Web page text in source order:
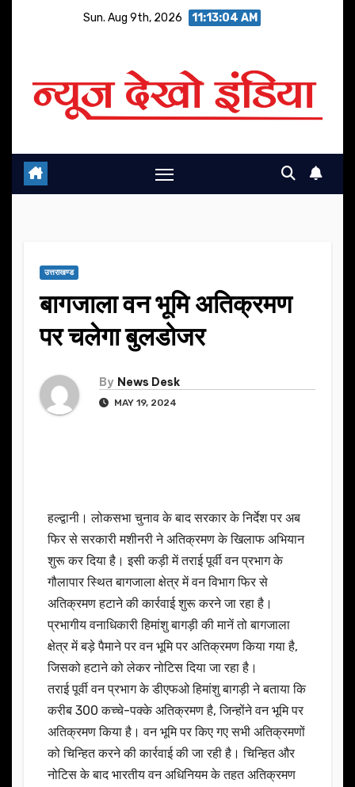
Sun. Aug 9th, 2026 11:13:04 AM
उत्तराखण्ड
बागजाला वन भूमि अतिक्रमण
पर चलेगा बुलडोजर
By News Desk
MAY 19, 2024
हल्द्वानी। लोकसभा चुनाव के बाद सरकार के निर्देश पर अब
फिर से सरकारी मशीनरी ने अतिक्रमण के खिलाफ अभियान
शुरू कर दिया है। इसी कड़ी में तराई पूर्वी वन प्रभाग के
गौलापार स्थित बागजाला क्षेत्र में वन विभाग फिर से
अतिक्रमण हटाने की कार्रवाई शुरू करने जा रहा है।
प्रभागीय वनाधिकारी हिमांशु बागड़ी की मानें तो बागजाला
क्षेत्र में बड़े पैमाने पर वन भूमि पर अतिक्रमण किया गया है,
जिसको हटाने को लेकर नोटिस दिया जा रहा है।
तराई पूर्वी वन प्रभाग के डीएफओ हिमांशु बागड़ी ने बताया कि
करीब 300 कच्चे-पक्के अतिक्रमण है, जिन्होंने वन भूमि पर
अतिक्रमण किया है। वन भूमि पर किए गए सभी अतिक्रमणों
को चिन्हित करने की कार्रवाई की जा रही है। चिन्हित और
नोटिस के बाद भारतीय वन अधिनियम के तहत अतिक्रमण